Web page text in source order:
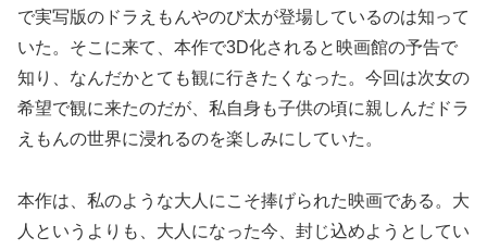
で実写版のドラえもんやのび太が登場しているのは知って
いた。そこに来て、本作で3D化されると映画館の予告で
知り、なんだかとても観に行きたくなった。今回は次女の
希望で観に来たのだが、私自身も子供の頃に親しんだドラ
えもんの世界に浸れるのを楽しみにしていた。
本作は、私のような大人にこそ捧げられた映画である。大
人というよりも、大人になった今、封じ込めようとしてい